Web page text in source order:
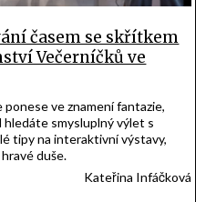
časem se skřítkem
Večerníčků ve
ve znamení fantazie,
smysluplný výlet s
tipy na interaktivní výstavy,
duše.
Kateřina Infáčková